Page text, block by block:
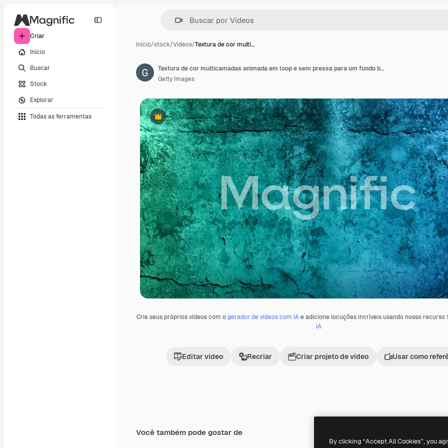
Criar
Início
Buscar
Stock
Explorar
Todas as ferramentas
Início/stock/Vídeos/Textura de cor multi…
Premium
Crie seus próprios vídeos com ogerador de vídeos com IAe adicione locuções incríveis usando nosso recurso
IA
Editar vídeo Recriar Criar projeto de vídeo Usar como
Textura de cor multicamadas animada em loop e sem pressa para um fundo baseado em concreto e pedra
Getty Images
Você também pode gostar de
By clicking “Accept All Cookies”, you